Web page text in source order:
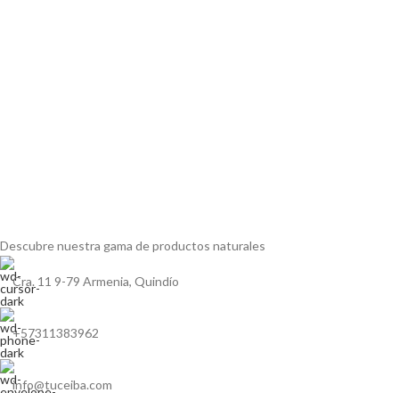
Descubre nuestra gama deproductos naturales
Cra. 11 9-79 Armenia, Quindío
+57311383962
info@tuceiba.com